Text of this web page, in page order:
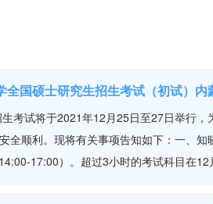
护理学
法医学
应用心理学
信息管理与信息系统
全国硕士研究生招生考试（初试）
考试将于2021年12月25日至27日举行
全顺利。现将有关事项告知如下：一、
17:00）。超过3小时的考试科目在